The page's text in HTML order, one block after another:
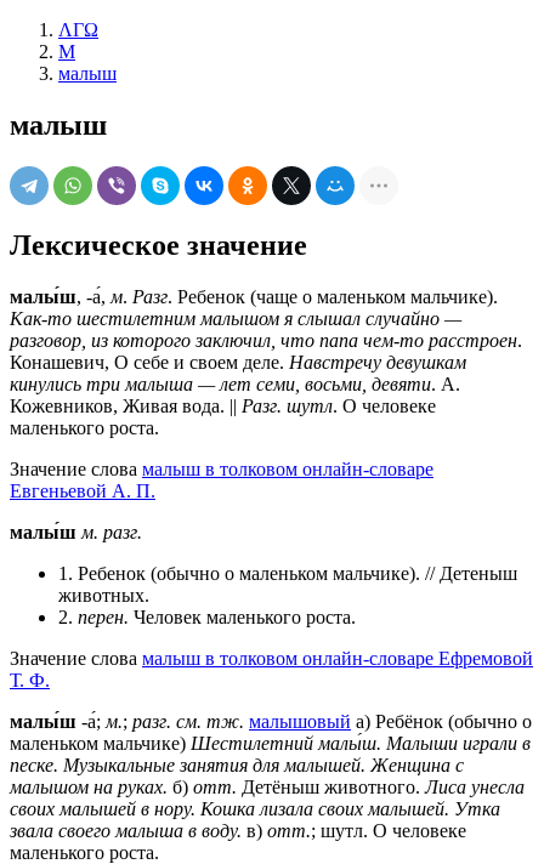
ΛΓΩ
М
малыш
малыш
Лексическое значение
малы́ш, -а́, м. Разг. Ребенок (чаще о маленьком мальчике).
Как-то шестилетним малышом я слышал случайно —
разговор, из которого заключил, что папа чем-то расстроен.
Конашевич, О себе и своем деле. Навстречу девушкам
кинулись три малыша — лет семи, восьми, девяти. А.
Кожевников, Живая вода. || Разг. шутл. О человеке
маленького роста.
Значение слова малыш в толковом онлайн-словаре
Евгеньевой А. П.
малы́ш м. разг.
1. Ребенок (обычно о маленьком мальчике). // Детеныш
животных.
2. перен. Человек маленького роста.
Значение слова малыш в толковом онлайн-словаре Ефремовой
Т. Ф.
малы́ш -а́; м.; разг. см. тж. малышовый а) Ребёнок (обычно о
маленьком мальчике) Шестилетний малы́ш. Малыши играли в
песке. Музыкальные занятия для малышей. Женщина с
малышом на руках. б) отт. Детёныш животного.Лиса унесла
своих малышей в нору. Кошка лизала своих малышей. Утка
звала своего малыша в воду. в) отт.; шутл. О человеке
маленького роста.